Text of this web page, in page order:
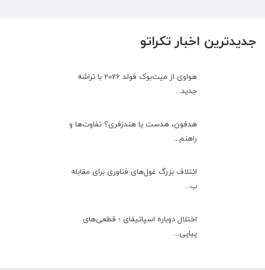
جدیدترین اخبار تکراتو
هواوی از میت‌بوک فولد 2026 با تراشه
جدید...
هدفون، هدست یا هندزفری؟ تفاوت‌ها و
راهنم...
ائتلاف بزرگ غول‌های فناوری برای مقابله
ب...
اختلال دوباره اسپاتیفای ؛ قطعی‌های
پیاپی...